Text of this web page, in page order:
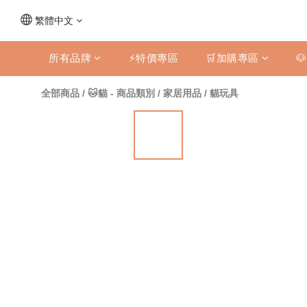
繁體中文
所有品牌 ⚡特價專區 🛒加購專區
全部商品 / 🐱貓 - 商品類別 / 家居用品 / 貓玩具